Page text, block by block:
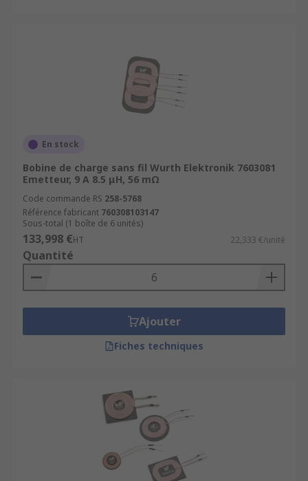
En stock
Bobine de charge sans fil Wurth Elektronik 7603081
Emetteur, 9 A 8.5 μH, 56 mΩ
Code commande RS 258-5768
Référence fabricant 760308103147
Sous-total (1 boîte de 6 unités)
133,998 €HT 22,333 €/unité
Quantité
Ajouter
Fiches techniques